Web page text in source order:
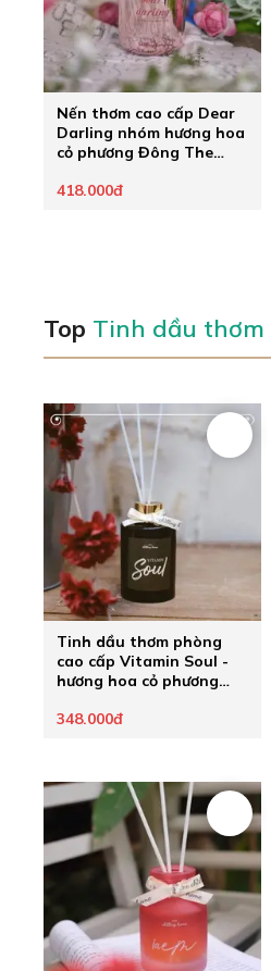
Nến thơm cao cấp Dear
Darling nhóm hương hoa
cỏ phương Đông The
418.000đ
Top Tinh dầu thơm
Tinh dầu thơm phòng
cao cấp Vitamin Soul -
hương hoa cỏ phương
348.000đ